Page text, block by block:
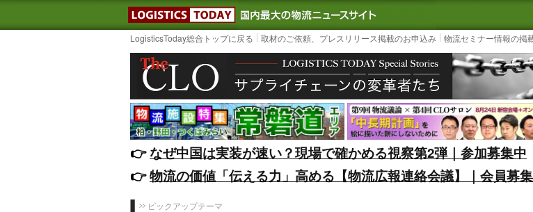
LOGISTICS TODAY｜国内最大の物流ニュースサイト
3PL, SCMなど国
LogisticsToday総合トップに戻る 取材のご依頼、プレスリリース掲載のお申込み 物流セミナー情報の掲
👉️なぜ中国は実装が速い？現場で確かめる視察第2弾｜参加募集中
👉️物流の価値「伝える力」高める【物流広報連絡会議】｜会員募
ピックアップテーマ